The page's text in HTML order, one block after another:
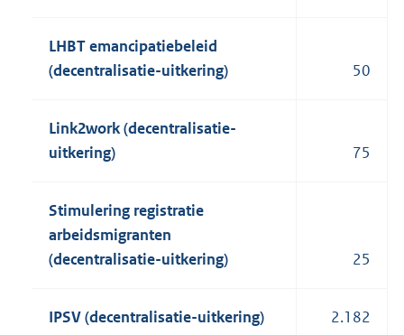
LHBT emancipatiebeleid
(decentralisatie-uitkering)
50
Link2work (decentralisatie-
uitkering)
75
Stimulering registratie
arbeidsmigranten
(decentralisatie-uitkering)
25
IPSV (decentralisatie-uitkering) 2.182